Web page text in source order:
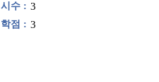
시수 : 3
학점 : 3